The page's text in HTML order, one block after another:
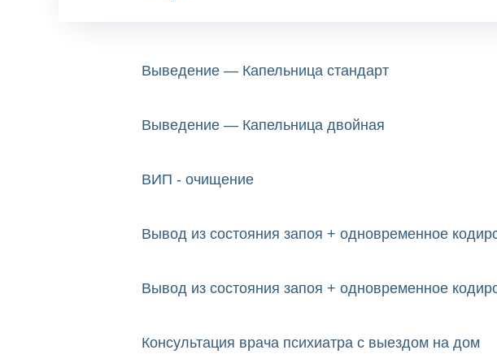
Выведение — Капельница стандарт
Выведение — Капельница двойная
ВИП - очищение
Вывод из состояния запоя + одновременное
Вывод из состояния запоя + одновременное
Консультация врача психиатра с выездом на дом